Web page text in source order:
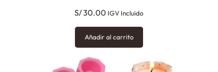
S/30.00 IGV Incluido
Añadir al carrito